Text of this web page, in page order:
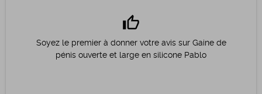
thumb_up
Soyez le premier à donner votre avis sur Gaine de
pénis ouverte et large en silicone Pablo